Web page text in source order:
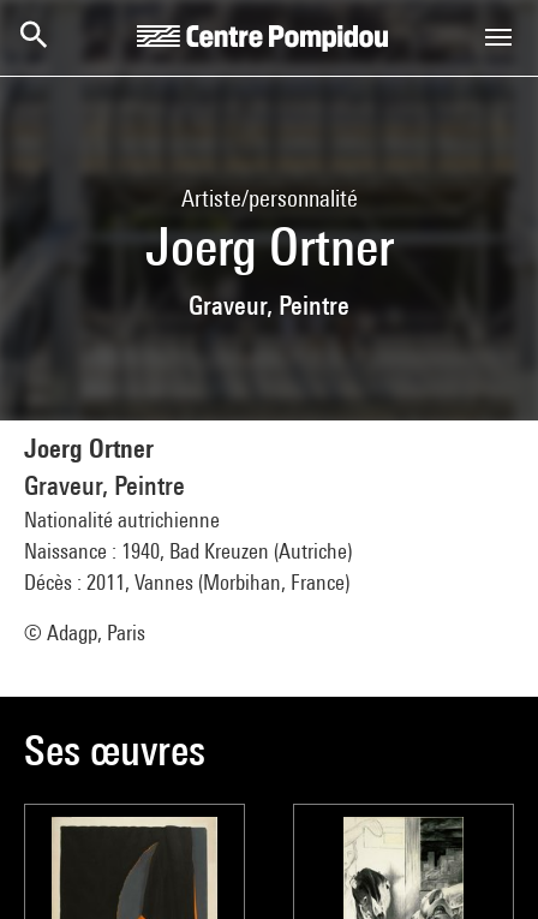
Artiste/personnalité
Joerg Ortner
Graveur, Peintre
Joerg Ortner
Graveur, Peintre
Nationalité autrichienne
Naissance : 1940, Bad Kreuzen (Autriche)
Décès : 2011, Vannes (Morbihan, France)
© Adagp, Paris
Ses œuvres